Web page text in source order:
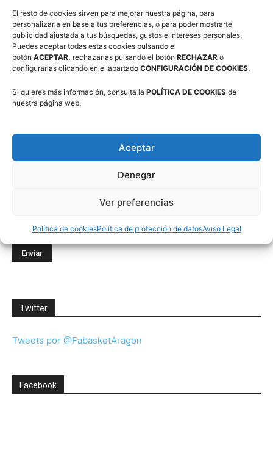
El resto de cookies sirven para mejorar nuestra página, para
personalizarla en base a tus preferencias, o para poder mostrarte
publicidad ajustada a tus búsquedas, gustos e intereses personales.
Puedes aceptar todas estas cookies pulsando el
botón ACEPTAR, rechazarlas pulsando el botón RECHAZAR o
configurarlas clicando en el apartado CONFIGURACIÓN DE COOKIES.
Si quieres más información, consulta la POLÍTICA DE COOKIES de
nuestra página web.
Aceptar
Denegar
Ver preferencias
Política de cookiesPolítica de protección de datosAviso Legal
Síguenos en Redes Sociales
Suscríbete a nuestra Newsletter
Correo electrónico (requerido)
Consiento el uso de mis datos personales para recibir
publicidad de su entidad.
Twitter
Tweets por @FabasketAragon
Facebook